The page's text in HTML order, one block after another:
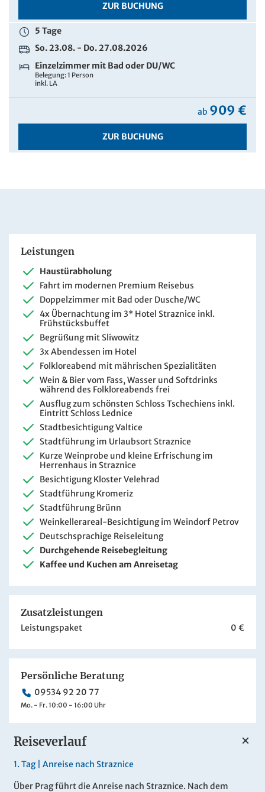
ZUR BUCHUNG
5 Tage
So. 23.08. - Do. 27.08.2026
Einzelzimmer mit Bad oder DU/WC
Belegung: 1 Person
inkl. LA
ab 909 €
ZUR BUCHUNG
Reiseverlauf
1. Tag | Anreise nach Straznice
Über Prag führt die Anreise nach Straznice. Nach dem
Leistungen
Haustürabholung
Fahrt im modernen Premium Reisebus
Doppelzimmer mit Bad oder Dusche/WC
4x Übernachtung im 3* Hotel Straznice inkl.
Frühstücksbuffet
Begrüßung mit Sliwowitz
3x Abendessen im Hotel
Folkloreabend mit mährischen Spezialitäten
Wein & Bier vom Fass, Wasser und Softdrinks
während des Folkloreabends frei
Ausflug zum schönsten Schloss Tschechiens inkl.
Eintritt Schloss Lednice
Stadtbesichtigung Valtice
Stadtführung im Urlaubsort Straznice
Kurze Weinprobe und kleine Erfrischung im
Herrenhaus in Straznice
Besichtigung Kloster Velehrad
Stadtführung Kromeriz
Stadtführung Brünn
Weinkellerareal-Besichtigung im Weindorf Petrov
Deutschsprachige Reiseleitung
Durchgehende Reisebegleitung
Kaffee und Kuchen am Anreisetag
Zusatzleistungen
Leistungspaket 0 €
Persönliche Beratung
09534 92 20 77
Mo. - Fr. 10:00 - 16:00 Uhr